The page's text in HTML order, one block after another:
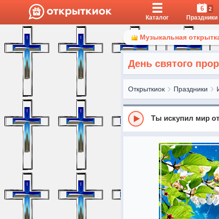
Каталог
6 2
Праздники
Музыкальная
День святого
Открыткиок Праздники
Ты искупил мир от